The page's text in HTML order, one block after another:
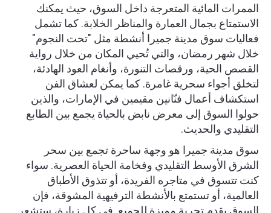
الممرات المائية المتعرجة داخل السوق، حيث يمكنك
الاستمتاع بجمال العمارة والمناظر الخلابة. كما تشمل
فعاليات سوق مدينة جميرا أنشطة مثل "تحت النجوم"
خلال شهر رمضان، والتي تُحيي المكان من خلال رواية
القصص الحية، ورقصات التنورة، وأنغام العود الهادئة،
لتخلق أجواء سحرية غامرة. كما يمكن لعشاق الفن
استكشاف أعمال فنّانين مقيمين في الإمارات، والذين
حولوا السوق إلى معرض نابض بالحياة يجمع بين الطابع
التقليدي والحديث.
سوق مدينة جميرا هو وجهة ساحرة تجمع بين سحر
الشرق الأوسط التقليدي وفخامة الحياة العصرية. سواء
كنت تتسوق في متاجره الفريدة، أو تتذوق الأطباق
العالمية، أو تستمتع بالأنشطة الترفيهية المشوقة، فإن
السوق يقدم تجربة مميزة للجميع. في كل زيارة، ستشعر